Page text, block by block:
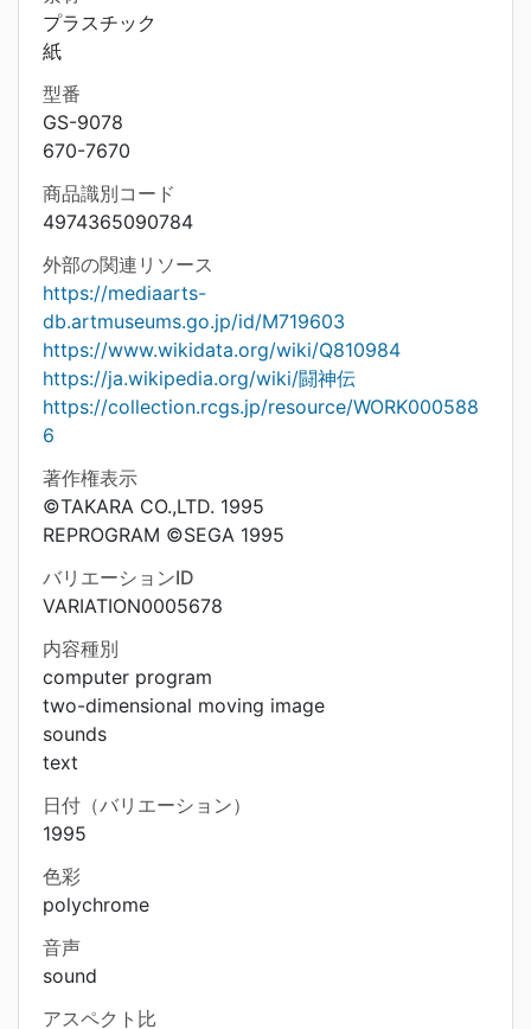
プラスチック
紙
型番
GS-9078
670-7670
商品識別コード
4974365090784
外部の関連リソース
https://mediaarts-
db.artmuseums.go.jp/id/M719603
https://www.wikidata.org/wiki/Q810984
https://ja.wikipedia.org/wiki/闘神伝
https://collection.rcgs.jp/resource/WORK000588
6
著作権表示
©TAKARA CO.,LTD. 1995
REPROGRAM ©SEGA 1995
バリエーションID
VARIATION0005678
内容種別
computer program
two-dimensional moving image
sounds
text
日付（バリエーション）
1995
色彩
polychrome
音声
sound
アスペクト比